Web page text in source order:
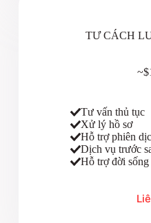
TƯ CÁCH
Tư vấn thủ tục
Xử lý hồ sơ
Hỗ trợ phiên
Dịch vụ trước
Hỗ trợ đời sống